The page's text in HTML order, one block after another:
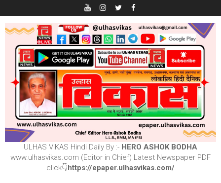
ULHAS VIKAS Hindi Daily By :- HERO ASHOK BODHA
www.ulhasvikas.com (Editor in Chief) Latest Newspaper PDF
click👇https://epaper.ulhasvikas.com/